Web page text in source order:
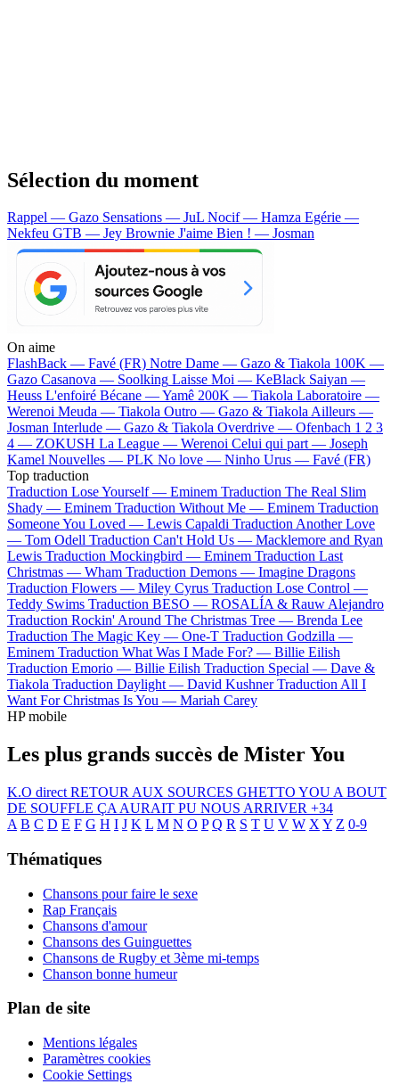
Sélection du moment
Rappel — Gazo Sensations — JuL Nocif — Hamza Egérie —
Nekfeu GTB — Jey Brownie J'aime Bien ! — Josman
On aime
FlashBack — Favé (FR) Notre Dame — Gazo & Tiakola 100K —
Gazo Casanova — Soolking Laisse Moi — KeBlack Saiyan —
Heuss L'enfoiré Bécane —Yamê 200K — Tiakola Laboratoire —
Werenoi Meuda — Tiakola Outro — Gazo & TiakolaAilleurs —
Josman Interlude — Gazo & Tiakola Overdrive — Ofenbach 1 2 3
4 — ZOKUSH La League — Werenoi Celui qui part — Joseph
Kamel Nouvelles — PLK No love — Ninho Urus — Favé (FR)
Top traduction
Traduction Lose Yourself — Eminem Traduction The Real Slim
Shady — Eminem Traduction Without Me — Eminem Traduction
Someone You Loved — Lewis Capaldi Traduction Another Love
— Tom Odell Traduction Can't Hold Us — Macklemore and Ryan
Lewis Traduction Mockingbird — Eminem Traduction Last
Christmas — Wham Traduction Demons — Imagine Dragons
Traduction Flowers — Miley Cyrus Traduction Lose Control —
Teddy Swims Traduction BESO — ROSALÍA & Rauw Alejandro
Traduction Rockin' Around The Christmas Tree — Brenda Lee
Traduction The Magic Key — One-T Traduction Godzilla —
Eminem Traduction What Was I Made For? — Billie Eilish
Traduction Emorio — Billie Eilish Traduction Special — Dave &
Tiakola Traduction Daylight — David Kushner Traduction All I
Want For Christmas Is You — Mariah Carey
HP mobile
Les plus grands succès de Mister You
K.O direct RETOUR AUX SOURCES GHETTO YOU A BOUT
DE SOUFFLE ÇA AURAIT PU NOUS ARRIVER +34
A B C D E F G H I J K L M N O P Q R S T U V W X Y Z 0-9
Thématiques
Chansons pour faire le sexe
Rap Français
Chansons d'amour
Chansons des Guinguettes
Chansons de Rugby et 3ème mi-temps
Chanson bonne humeur
Plan de site
Mentions légales
Paramètres cookies
Cookie Settings